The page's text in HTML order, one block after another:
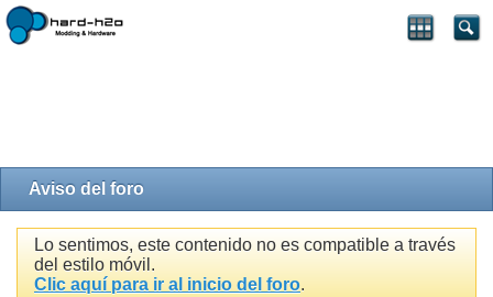
Aviso del foro
Lo sentimos, este contenido no es compatible a través
del estilo móvil.
Clic aquí para ir al inicio del foro.